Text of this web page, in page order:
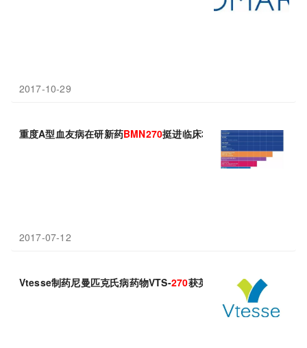
2017-10-29
重度A型血友病在研新药BMN270挺进临床3期
2017-07-12
Vtesse制药尼曼匹克氏病药物VTS-270获英国突破性创新药物（